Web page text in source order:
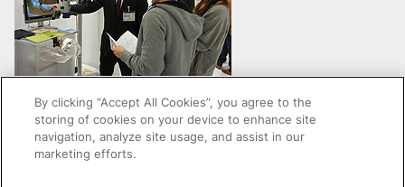
マイクロスコープ コーナー
By clicking “Accept All Cookies”, you agree to the
storing of cookies on your device to enhance site
navigation, analyze site usage, and assist in our
marketing efforts.